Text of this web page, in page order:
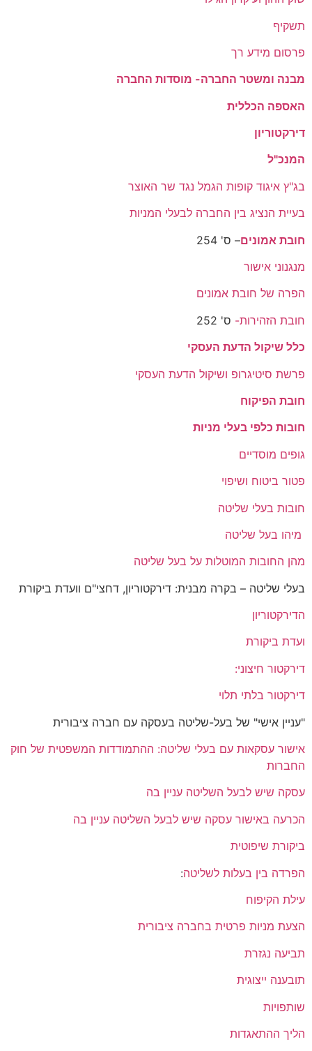
תשקיף
פרסום מידע רך
מבנה ומשטר החברה- מוסדות החברה
האספה הכללית
דירקטוריון
המנכ"ל
בג"ץ איגוד קופות הגמל נגד שר האוצר
בעיית הנציג בין החברה לבעלי המניות
חובת אמונים– ס' 254
מנגנוני אישור
הפרה של חובת אמונים
חובת הזהירות- ס' 252
כלל שיקול הדעת העסקי
פרשת סיטיגרופ ושיקול הדעת העסקי
חובת הפיקוח
חובות כלפי בעלי מניות
גופים מוסדיים
פטור ביטוח ושיפוי
חובות בעלי שליטה
מיהו בעל שליטה
מהן החובות המוטלות על בעל שליטה
בעלי שליטה – בקרה מבנית: דירקטוריון, דחצי"ם וועדת ביקורת
הדירקטוריון
ועדת ביקורת
דירקטור חיצוני:
דירקטור בלתי תלוי
"עניין אישי" של בעל-שליטה בעסקה עם חברה ציבורית
אישור עסקאות עם בעלי שליטה: ההתמודדות המשפטית של חוק
החברות
עסקה שיש לבעל השליטה עניין בה
הכרעה באישור עסקה שיש לבעל השליטה עניין בה
ביקורת שיפוטית
הפרדה בין בעלות לשליטה:
עילת הקיפוח
הצעת מניות פרטית בחברה ציבורית
תביעה נגזרת
תובענה ייצוגית
שותפויות
הליך ההתאגדות